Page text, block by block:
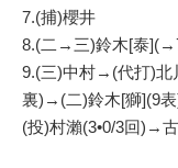
7.(捕)櫻井
8.(二→三)鈴木[泰
9.(三)中村→(代打)
裏)→(二)鈴木[獅](9
(投)村瀨(3•0/3回)→